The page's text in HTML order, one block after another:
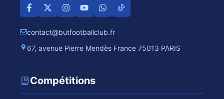
contact@butfootballclub.fr
67, avenue Pierre Mendès France 75013 PARIS
Compétitions